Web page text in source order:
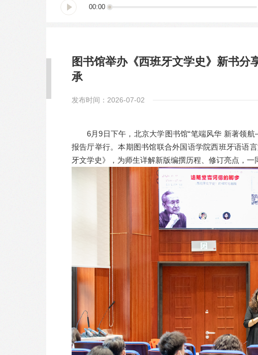
00:00
图书馆举办《西班牙文学史》新书分
承
发布时间：2026-07-02
6月9日下午，北京大学图书馆“笔端风华 新著领
报告厅举行。本期图书馆联合外国语学院西班牙语语
牙文学史》，为师生详解新版编撰历程、修订亮点，一